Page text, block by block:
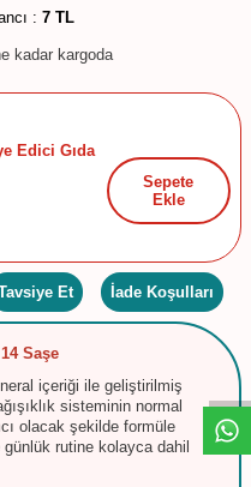
W
h
t
s
a
p
p
D
e
s
e
H
a
t
t
: 7 TL
kadar kargoda
Edici Gıda
Sepete
Ekle
Et İade Koşulları
Saşe
içeriği ile geliştirilmiş
sisteminin normal
olacak şekilde formüle
rutine kolayca dahil